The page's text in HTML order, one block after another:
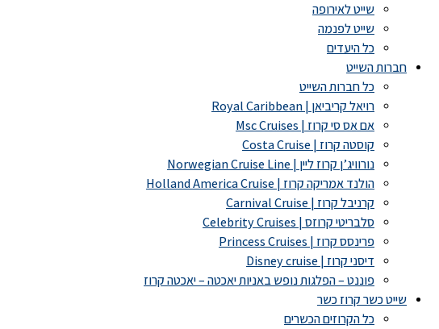
שייט לאירופה
שייט לפנמה
כל היעדים
חברות השייט
כל חברות השייט
רויאל קריביאן | Royal Caribbean
אם אס סי קרוז | Msc Cruises
קוסטה קרוז | Costa Cruise
נורוויג’ן קרוז ליין | Norwegian Cruise Line
הולנד אמריקה קרוז | Holland America Cruise
קרניבל קרוז | Carnival Cruise
סלבריטי קרוזס | Celebrity Cruises
פרינסס קרוז | Princess Cruises
דיסני קרוז | Disney cruise
פוננט – הפלגות נופש באניות יאכטה – יאכטה קרוז
שייט כשר קרוז כשר
כל הקרוזים הכשרים